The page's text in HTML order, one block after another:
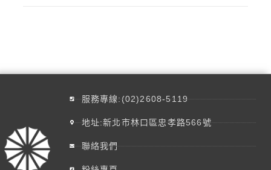
服務專線:(02)2608-5119
地址:新北市林口區忠孝路566號
聯絡我們